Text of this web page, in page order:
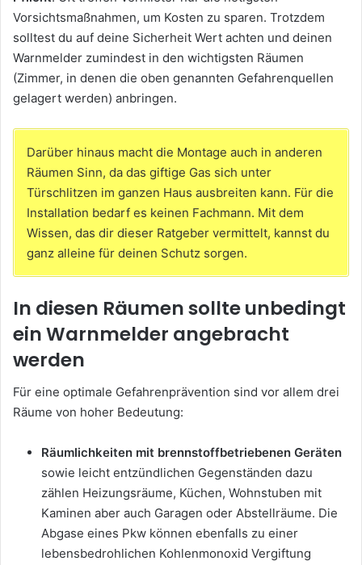
Vorsichtsmaßnahmen, um Kosten zu sparen. Trotzdem
solltest du auf deine Sicherheit Wert achten und deinen
Warnmelder zumindest in den wichtigsten Räumen
(Zimmer, in denen die oben genannten Gefahrenquellen
gelagert werden) anbringen.
Darüber hinaus macht die Montage auch in anderen
Räumen Sinn, da das giftige Gas sich unter
Türschlitzen im ganzen Haus ausbreiten kann. Für die
Installation bedarf es keinen Fachmann. Mit dem
Wissen, das dir dieser Ratgeber vermittelt, kannst du
ganz alleine für deinen Schutz sorgen.
In diesen Räumen sollte unbedingt
ein Warnmelder angebracht
werden
Für eine optimale Gefahrenprävention sind vor allem drei
Räume von hoher Bedeutung:
Räumlichkeiten mit brennstoffbetriebenen Geräten
sowie leicht entzündlichen Gegenständen dazu
zählen Heizungsräume, Küchen, Wohnstuben mit
Kaminen aber auch Garagen oder Abstellräume. Die
Abgase eines Pkw können ebenfalls zu einer
lebensbedrohlichen Kohlenmonoxid Vergiftung